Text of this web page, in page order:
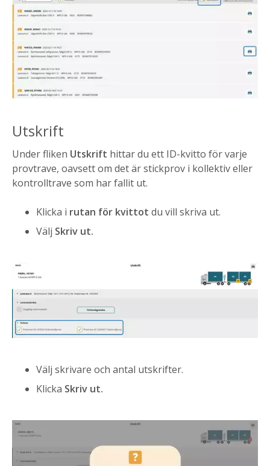
Utskrift
Under fliken Utskrift hittar du ett ID-kvitto för varje
provtrave, oavsett om det är stickprov i kollektiv eller
kontrolltrave som har fallit ut.
Klicka i rutan för kvittot du vill skriva ut.
Välj Skriv ut.
Välj skrivare och antal utskrifter.
Klicka Skriv ut.